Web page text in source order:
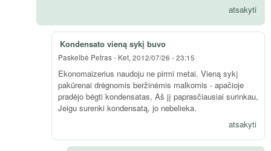
atsakyti
Kondensato vieną sykį buvo
Paskelbė Petras- Ket, 2012/07/26 - 23:15
Ekonomaizerius naudoju ne pirmi metai. Vieną sykį
pakūrenai drėgnomis beržinėmis malkomis - apačioje
pradėjo bėgti kondensatas, Aš jį paprasčiausiai surinkau,
Jeigu surenki kondensatą, jo nebelieka.
atsakyti